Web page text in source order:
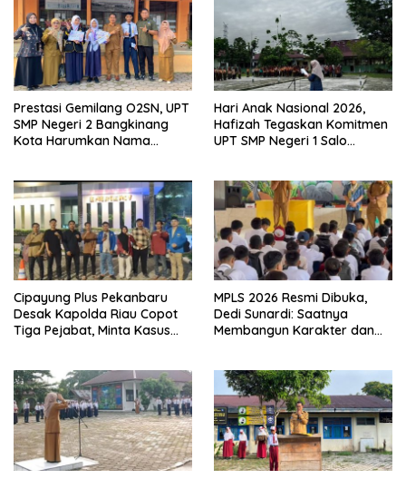
Prestasi Gemilang O2SN, UPT
SMP Negeri 2 Bangkinang
Kota Harumkan Nama
Hari Anak Nasional 2026,
Hafizah Tegaskan Komitmen
UPT SMP Negeri 1 Salo
Cipayung Plus Pekanbaru
Desak Kapolda Riau Copot
Tiga Pejabat, Minta Kasus
MPLS 2026 Resmi Dibuka,
Dedi Sunardi: Saatnya
Membangun Karakter dan